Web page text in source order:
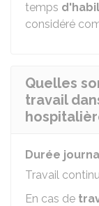
temps
considéré
Quelles
travail
Durée
Travail
En cas de